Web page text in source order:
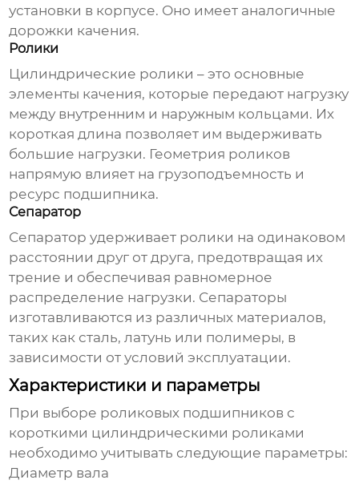
установки в корпусе. Оно имеет аналогичные
дорожки качения.
Ролики
Цилиндрические ролики – это основные
элементы качения, которые передают нагрузку
между внутренним и наружным кольцами. Их
короткая длина позволяет им выдерживать
большие нагрузки. Геометрия роликов
напрямую влияет на грузоподъемность и
ресурс подшипника.
Сепаратор
Сепаратор удерживает ролики на одинаковом
расстоянии друг от друга, предотвращая их
трение и обеспечивая равномерное
распределение нагрузки. Сепараторы
изготавливаются из различных материалов,
таких как сталь, латунь или полимеры, в
зависимости от условий эксплуатации.
Характеристики и параметры
При выборе роликовых подшипников с
короткими цилиндрическими роликами
необходимо учитывать следующие параметры:
Диаметр вала